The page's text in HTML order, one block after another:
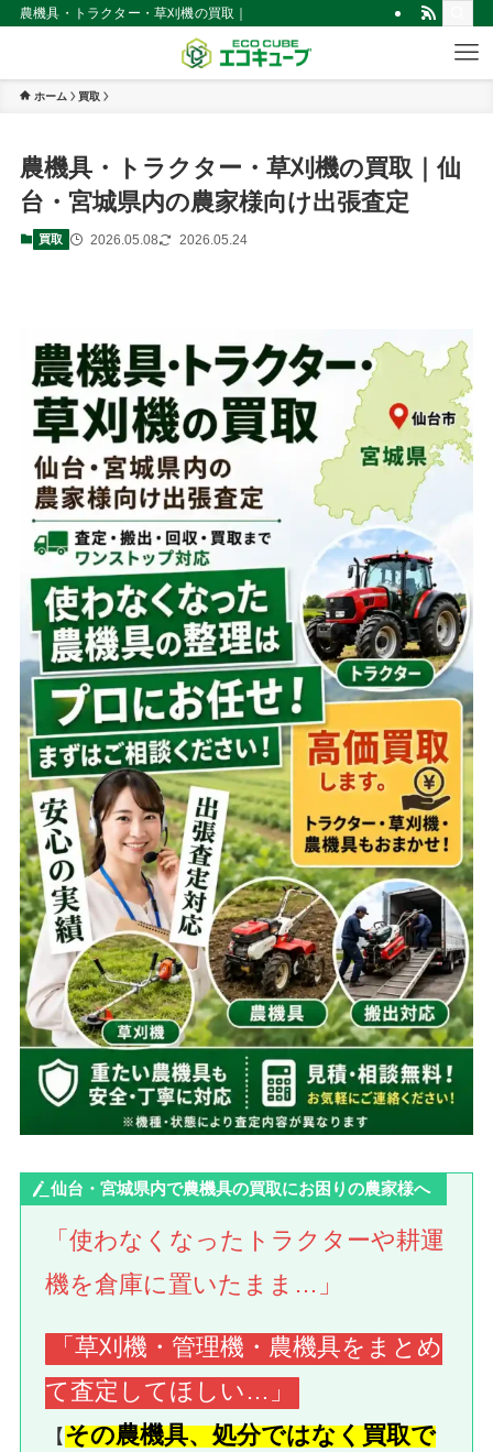
農機具・トラクター・草刈機の買取｜仙台・宮城県内の農家様向け出張査定
ホーム 買取
農機具・トラクター・草刈機の買取｜仙
台・宮城県内の農家様向け出張査定
買取 2026.05.08 2026.05.24
仙台・宮城県内で農機具の買取にお困りの農家様へ
「使わなくなったトラクターや耕運
機を倉庫に置いたまま…」
「草刈機・管理機・農機具をまとめ
て査定してほしい…」
【 その農機具、処分ではなく買取で